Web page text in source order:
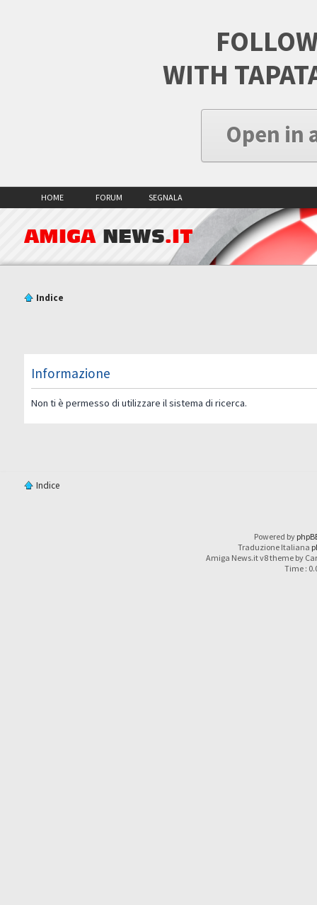
WITH
Open in
HOME FORUM SEGNALA
AMIGA NEWS.IT
Indice
Informazione
Non ti è permesso di utilizzare il sistema di ricerca.
Indice
Powered by
Traduzione Italiana
Amiga News.it v8 theme by
Time :